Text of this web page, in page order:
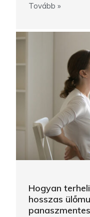
Tovább »
Hogyan
hosszas